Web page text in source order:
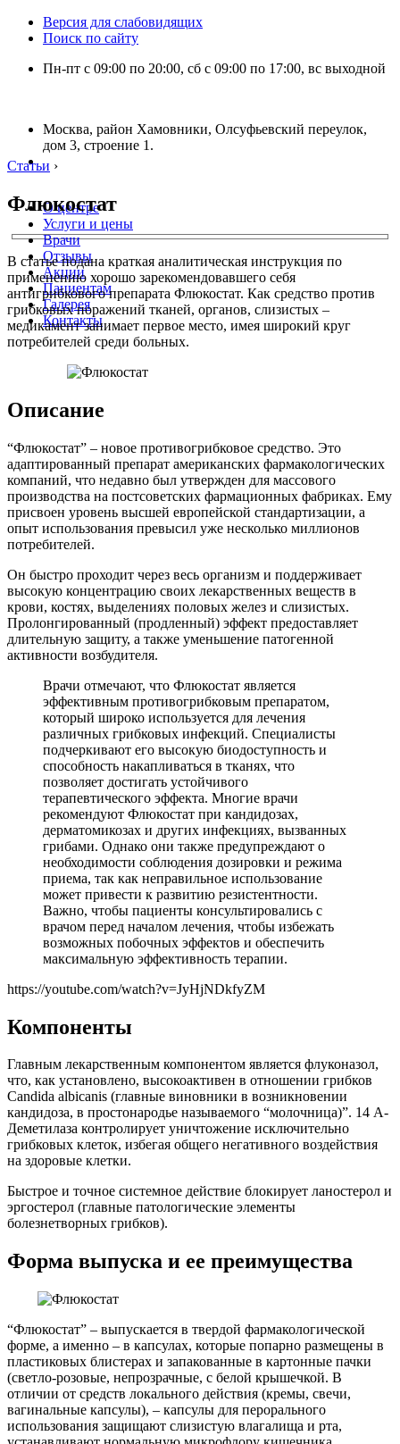
Версия для слабовидящих
Поиск по сайту
Пн-пт с 09:00 по 20:00, сб с 09:00 по 17:00, вс выходной
Москва, район Хамовники, Олсуфьевский переулок,
дом 3, строение 1.
О центре
Услуги и цены
Врачи
Отзывы
Акции
Пациентам
Галерея
Контакты
Статьи ›
Флюкостат
В статье подана краткая аналитическая инструкция по
применению хорошо зарекомендовавшего себя
антигрибкового препарата Флюкостат. Как средство против
грибковых поражений тканей, органов, слизистых –
медикамент занимает первое место, имея широкий круг
потребителей среди больных.
Описание
“Флюкостат” – новое противогрибковое средство. Это
адаптированный препарат американских фармакологических
компаний, что недавно был утвержден для массового
производства на постсоветских фармационных фабриках. Ему
присвоен уровень высшей европейской стандартизации, а
опыт использования превысил уже несколько миллионов
потребителей.
Он быстро проходит через весь организм и поддерживает
высокую концентрацию своих лекарственных веществ в
крови, костях, выделениях половых желез и слизистых.
Пролонгированный (продленный) эффект предоставляет
длительную защиту, а также уменьшение патогенной
активности возбудителя.
Врачи отмечают, что Флюкостат является
эффективным противогрибковым препаратом,
который широко используется для лечения
различных грибковых инфекций. Специалисты
подчеркивают его высокую биодоступность и
способность накапливаться в тканях, что
позволяет достигать устойчивого
терапевтического эффекта. Многие врачи
рекомендуют Флюкостат при кандидозах,
дерматомикозах и других инфекциях, вызванных
грибами. Однако они также предупреждают о
необходимости соблюдения дозировки и режима
приема, так как неправильное использование
может привести к развитию резистентности.
Важно, чтобы пациенты консультировались с
врачом перед началом лечения, чтобы избежать
возможных побочных эффектов и обеспечить
максимальную эффективность терапии.
https://youtube.com/watch?v=JyHjNDkfyZM
Компоненты
Главным лекарственным компонентом является флуконазол,
что, как установлено, высокоактивен в отношении грибков
Candida albicanis (главные виновники в возникновении
кандидоза, в простонародье называемого “молочница)”. 14 А-
Деметилаза контролирует уничтожение исключительно
грибковых клеток, избегая общего негативного воздействия
на здоровые клетки.
Быстрое и точное системное действие блокирует ланостерол и
эргостерол (главные патологические элементы
болезнетворных грибков).
Форма выпуска и ее преимущества
“Флюкостат” – выпускается в твердой фармакологической
форме, а именно – в капсулах, которые попарно размещены в
пластиковых блистерах и запакованные в картонные пачки
(светло-розовые, непрозрачные, с белой крышечкой. В
отличии от средств локального действия (кремы, свечи,
вагинальные капсулы), – капсулы для перорального
использования защищают слизистую влагалища и рта,